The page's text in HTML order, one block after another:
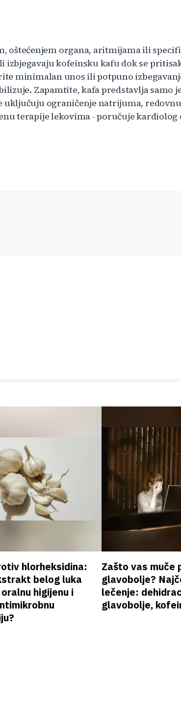
oštećenjem organa, aritmijama ili
izbjegavaju kofeinsku kafu dok se
minimalan unos ili potpuno
Zapamtite, kafa predstavlja samo
uključuju ograničenje natrijuma,
terapije lekovima - poručuje kardiolog
hlorheksidina:
belog luka
higijenu i
Zašto vas muče
glavobolje?
lečenje:
glavobolje,